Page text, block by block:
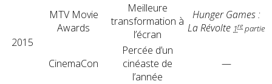
2015
MTV Movie
Awards
Meilleure
transformation à
l’écran
Hunger Games :
La Révolte 1re partie
CinemaCon
Percée d’un
cinéaste de
l’année
—